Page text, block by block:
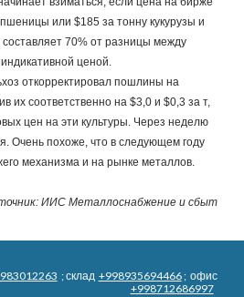
или $185 за тонну кукурузы и
70% от разницы между
ценой.
откорректировал пошлины на
их соответственно на $3,0 и $0,3 за т,
цен на эти культуры. Через неделю
Очень похоже, что в следующем году
механизма и на рынке металлов.
ИИС Металлоснабжение и сбыт
; склад +998935694466; офис
+998712686997